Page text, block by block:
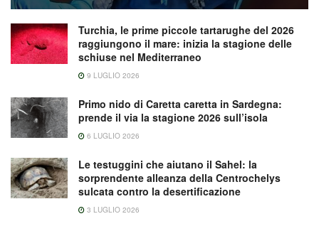
Turchia, le prime piccole tartarughe del 2026
raggiungono il mare: inizia la stagione delle
schiuse nel Mediterraneo
9 LUGLIO 2026
Primo nido di Caretta caretta in Sardegna:
prende il via la stagione 2026 sull’isola
6 LUGLIO 2026
Le testuggini che aiutano il Sahel: la
sorprendente alleanza della Centrochelys
sulcata contro la desertificazione
3 LUGLIO 2026